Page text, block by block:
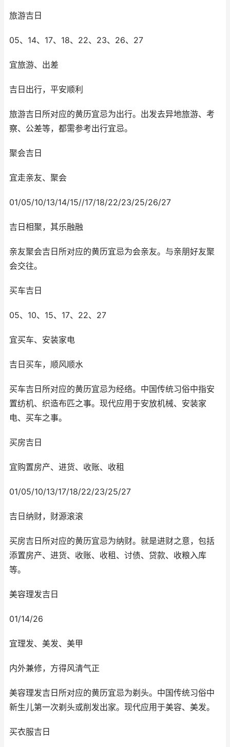
旅游吉日
05、14、17、18、22、23、26、27
宜旅游、出差
吉日出行，平安顺利
旅游吉日所对应的黄历宜忌为出行。出发去异地旅游、考
察、公差等，都需参考出行宜忌。
聚会吉日
宜走亲友、聚会
01/05/10/13/14/15//17/18/22/23/25/26/27
吉日相聚，其乐融融
亲友聚会吉日所对应的黄历宜忌为会亲友。与亲朋好友聚
会交往。
买车吉日
05、10、15、17、22、27
宜买车、安装家电
吉日买车，顺风顺水
买车吉日所对应的黄历宜忌为经络。中国传统习俗中指安
置纺机、织造布匹之事。现代应用于安放机械、安装家
电、买车之事。
买房吉日
宜购置房产、进货、收账、收租
01/05/10/13/17/18/22/23/25/27
吉日纳财，财源滚滚
买房吉日所对应的黄历宜忌为纳财。就是进财之意，包括
添置房产、进货、收账、收租、讨债、贷款、收粮入库
等。
美容理发吉日
01/14/26
宜理发、美发、美甲
内外兼修，方得风清气正
美容理发吉日所对应的黄历宜忌为剃头。中国传统习俗中
新生儿第一次剃头或削发出家。现代应用于美容、美发。
买衣服吉日